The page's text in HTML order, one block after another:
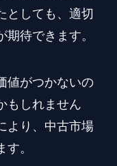
としても、適切
待できます。
値がつかないの
もしれません
より、中古市場
。